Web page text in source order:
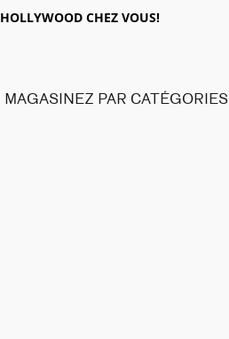
HOLLYWOOD CHEZ VOUS!
MAGASINEZ PAR CATÉGORIES